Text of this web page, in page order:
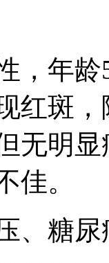
，年
红斑
无明
佳。
、糖